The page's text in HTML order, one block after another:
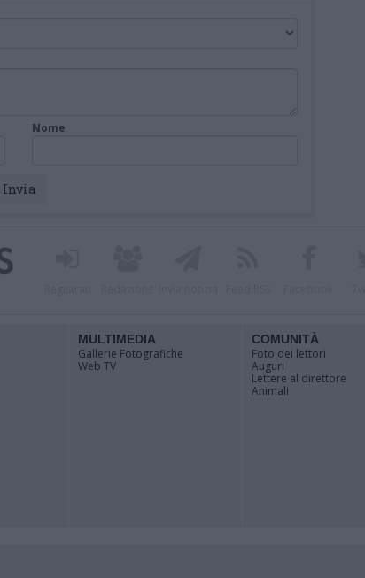
Nome
MULTIMEDIA
Gallerie Fotografiche
Web TV
COMUNITÀ
Foto dei lettori
Auguri
Lettere al direttore
Animali